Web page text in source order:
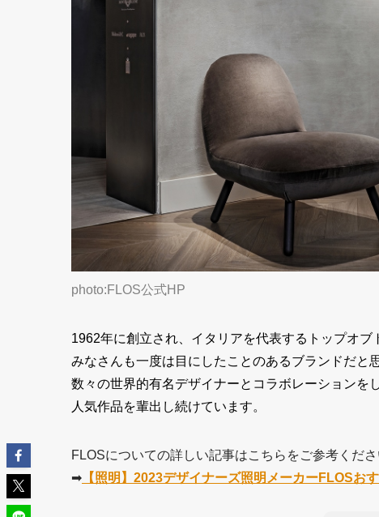
photo:FLOS公式HP
1962年に創立され、イタリアを代表するトップオブ
みなさんも一度は目にしたことのあるブランドだと
数々の世界的有名デザイナーとコラボレーションをし
人気作品を輩出し続けています。
FLOSについての詳しい記事はこちらをご参考くださ
➡︎ 【照明】2023デザイナーズ照明メーカーFLOSお